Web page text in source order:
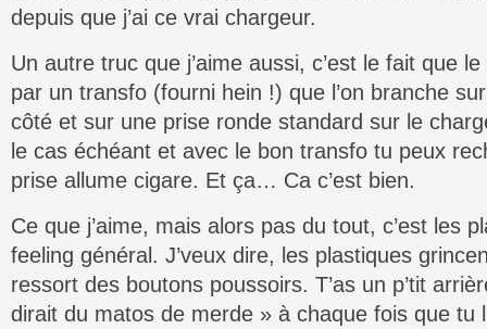
depuis que j’ai ce vrai chargeur.
Un autre truc que j’aime aussi, c’est le fait que
par un transfo (fourni hein !) que l’on branche
côté et sur une prise ronde standard sur le
le cas échéant et avec le bon transfo tu peux
prise allume cigare. Et ça… Ca c’est bien.
Ce que j’aime, mais alors pas du tout, c’est les
feeling général. J’veux dire, les plastiques
ressort des boutons poussoirs. T’as un p’tit
dirait du matos de merde » à chaque fois que tu